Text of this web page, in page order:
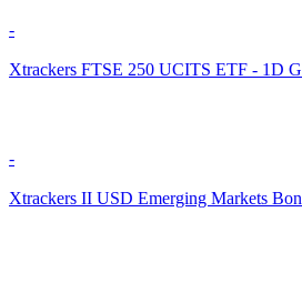
-
Xtrackers FTSE 250 UCITS ETF - 1D
-
Xtrackers II USD Emerging Markets